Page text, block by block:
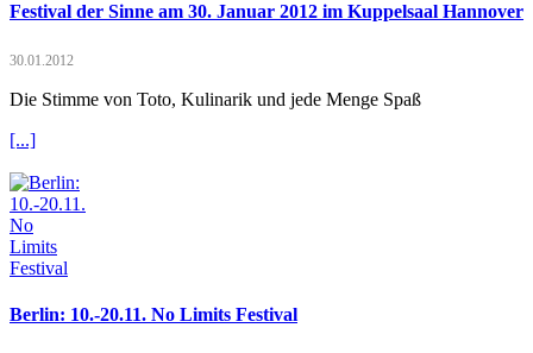
Festival der Sinne am 30. Januar 2012 im Kuppelsaal Hannover
30.01.2012
Die Stimme von Toto, Kulinarik und jede Menge Spaß
[...]
Berlin: 10.-20.11. No Limits Festival